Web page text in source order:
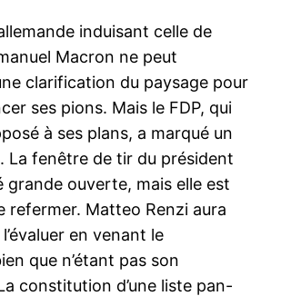
induisant celle de
Macron ne peut
clarification du paysage pour
ses pions. Mais le FDP, qui
à ses plans, a marqué un
La fenêtre de tir du président
grande ouverte, mais elle est
refermer. Matteo Renzi aura
en venant le
que n’étant pas son
constitution d’une liste pan-